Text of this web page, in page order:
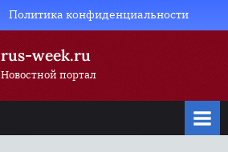
Политика конфиденциальности
rus-week.ru
Новостной портал